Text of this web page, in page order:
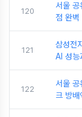
120
서울 공
점 완벽
121
삼성전
AI 성능
122
서울 공
크 방배